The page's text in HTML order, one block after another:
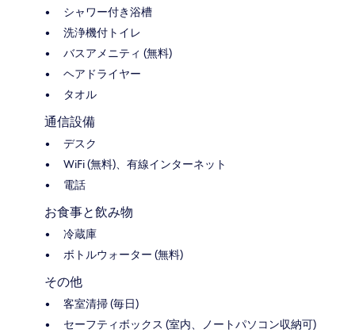
シャワー付き浴槽
洗浄機付トイレ
バスアメニティ (無料)
ヘアドライヤー
タオル
通信設備
デスク
WiFi (無料)、有線インターネット
電話
お食事と飲み物
冷蔵庫
ボトルウォーター (無料)
その他
客室清掃 (毎日)
セーフティボックス (室内、ノートパソコン収納可)